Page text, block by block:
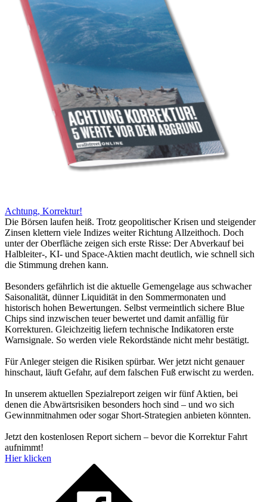
Achtung, Korrektur!
Die Börsen laufen heiß. Trotz geopolitischer Krisen und steigender
Zinsen klettern viele Indizes weiter Richtung Allzeithoch. Doch
unter der Oberfläche zeigen sich erste Risse: Der Abverkauf bei
Halbleiter-, KI- und Space-Aktien macht deutlich, wie schnell sich
die Stimmung drehen kann.
Besonders gefährlich ist die aktuelle Gemengelage aus schwacher
Saisonalität, dünner Liquidität in den Sommermonaten und
historisch hohen Bewertungen. Selbst vermeintlich sichere Blue
Chips sind inzwischen teuer bewertet und damit anfällig für
Korrekturen. Gleichzeitig liefern technische Indikatoren erste
Warnsignale. So werden viele Rekordstände nicht mehr bestätigt.
Für Anleger steigen die Risiken spürbar. Wer jetzt nicht genauer
hinschaut, läuft Gefahr, auf dem falschen Fuß erwischt zu werden.
In unserem aktuellen Spezialreport zeigen wir fünf Aktien, bei
denen die Abwärtsrisiken besonders hoch sind – und wo sich
Gewinnmitnahmen oder sogar Short-Strategien anbieten könnten.
Jetzt den kostenlosen Report sichern – bevor die Korrektur Fahrt
aufnimmt!
Hier klicken